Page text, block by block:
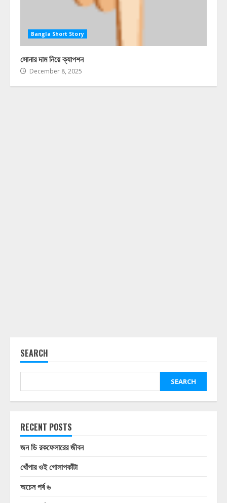
Bangla Short Story
সোনার দাম নিয়ে ক্যাপশন
December 8, 2025
SEARCH
SEARCH
RECENT POSTS
জন ডি রকফেলারের জীবন
খোঁপার ওই গোলাপকাঁটা
অচেন পর্ব ৬